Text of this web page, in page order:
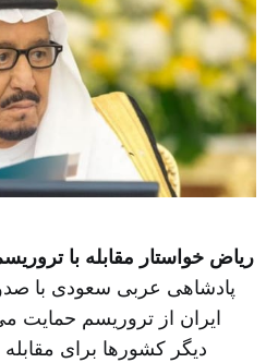
ریاض خواستار مقابله با
پادشاهی عربی سعودی با
ایران از تروریسم حمایت
دیگر کشورها برای